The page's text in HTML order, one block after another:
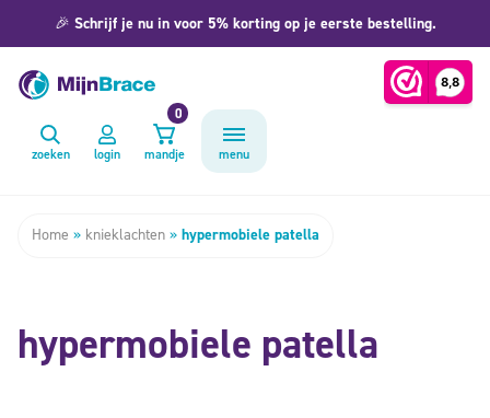
🎉 Schrijf je nu in voor 5% korting op je eerste bestelling.
zoeken login mandje
0
menu
Home » knieklachten » hypermobiele patella
hypermobiele patella